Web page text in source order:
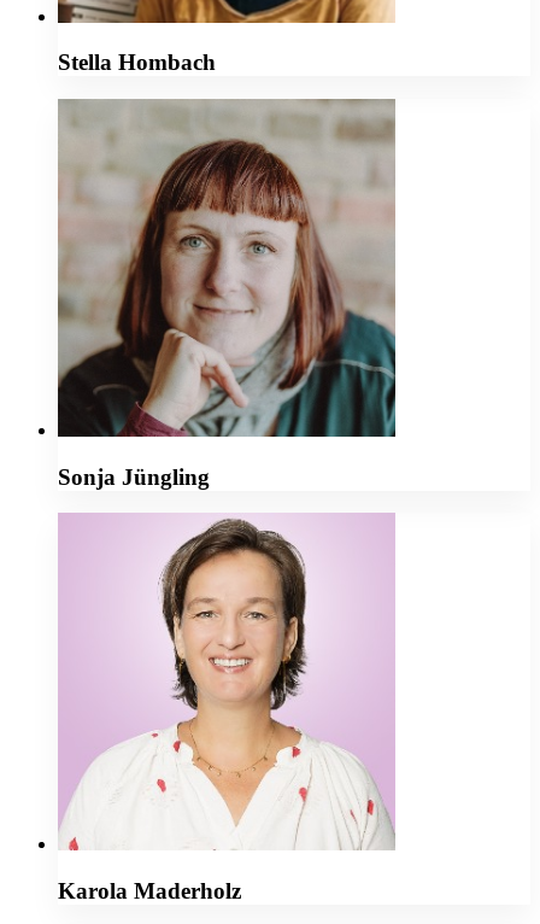
Stella Hombach
Sonja Jüngling
Karola Maderholz